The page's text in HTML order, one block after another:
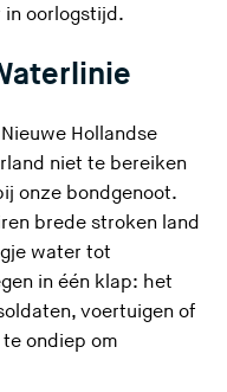
z
s
t
e
)
in oorlogstijd.
Hollandse
niet te bereiken
onze bondgenoot.
brede stroken land
water tot
in één klap: het
voertuigen of
ondiep om